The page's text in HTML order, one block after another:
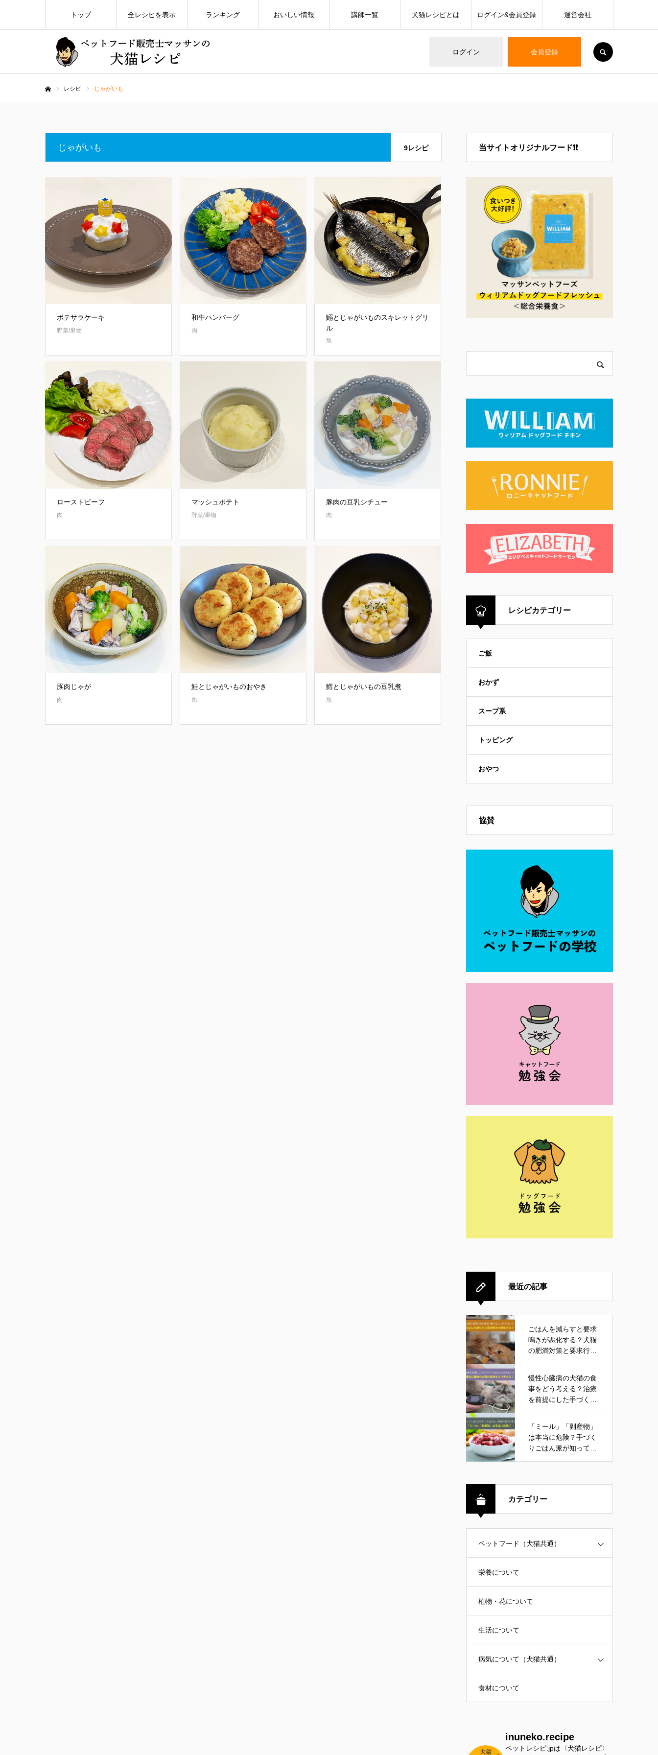
ログイン 会員登録
トップ 全レシピを表示 ランキング おいしい情報 講師一覧 犬猫レシピとは ログイン&会員登録 運営会社
レシピ じゃがいも
じゃがいも 9レシピ
ポテサラケーキ
野菜/果物
和牛ハンバーグ
肉
鰯とじゃがいものスキレットグリ
ル
魚
ローストビーフ
肉
マッシュポテト
野菜/果物
豚肉の豆乳シチュー
肉
豚肉じゃが
肉
鮭とじゃがいものおやき
魚
鱈とじゃがいもの豆乳煮
魚
当サイトオリジナルフード❗❗
レシピカテゴリー
ご飯
おかず
スープ系
トッピング
おやつ
協賛
最近の記事
ごはんを減らすと要求
鳴きが悪化する？犬猫
の肥満対策と要求行動
慢性心臓病の犬猫の食
事をどう考える？治療
を前提にした手づくり
「ミール」「副産物」
は本当に危険？手づく
りごはん派が知ってお
カテゴリー
ペットフード（犬猫共通）
栄養について
植物・花について
生活について
病気について（犬猫共通）
食材について
inuneko.recipe
ペットレシピ.jpは〈犬猫レシピ〉